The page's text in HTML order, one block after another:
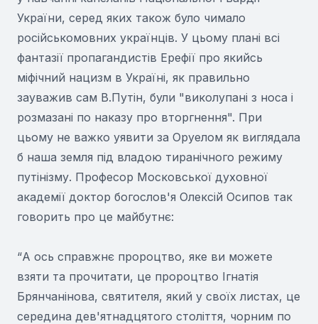
України, серед яких також було чимало
російськомовних українців. У цьому плані всі
фантазії пропагандистів Ерефії про якийсь
міфічний нацизм в Україні, як правильно
зауважив сам В.Путін, були "виколупані з носа і
розмазані по наказу про вторгнення". При
цьому не важко уявити за Оруелом як виглядала
б наша земля під владою тиранічного режиму
путінізму. Професор Московської духовної
академії доктор богослов'я Олексій Осипов так
говорить про це майбутнє:
“А ось справжнє пророцтво, яке ви можете
взяти та прочитати, це пророцтво Ігнатія
Брянчанінова, святителя, який у своїх листах, це
середина дев'ятнадцятого століття, чорним по